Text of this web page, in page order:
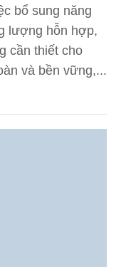
bổ sung năng
lượng hỗn hợp,
cần thiết cho
và bền vững,...